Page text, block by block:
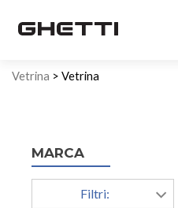
Vetrina > Vetrina
MARCA
Filtri: